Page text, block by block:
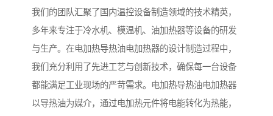
我们的团队汇聚了国内温控设备制造领域的技术精英，
多年来专注于冷水机、模温机、油加热器等设备的研发
与生产。在电加热导热油电加热器的设计制造过程中，
我们充分利用了先进工艺与创新技术，确保每一台设备
都能满足工业现场的严苛需求。电加热导热油电加热器
以导热油为媒介，通过电加热元件将电能转化为热能，